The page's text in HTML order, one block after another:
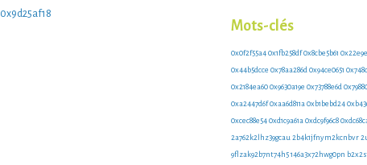
0x9d25af18
Mots-clés
0x0f2f55a4 0x1fb258df 0x8cbe5b61
0x44b5dcce 0x78aa286d 0x94ce0651
0x2184ea60 0x9630a19e 0x73788e6d
0xa2447d6f 0xaa6d811a 0xb1bebd24
0xcec88e54 0xd1c9a61a 0xdc9f96c8
2a762k2lhz39gcau 2b4k1jfnym2kcnbvr
9flzak92b7nt74h5146a3x72hwg0pn